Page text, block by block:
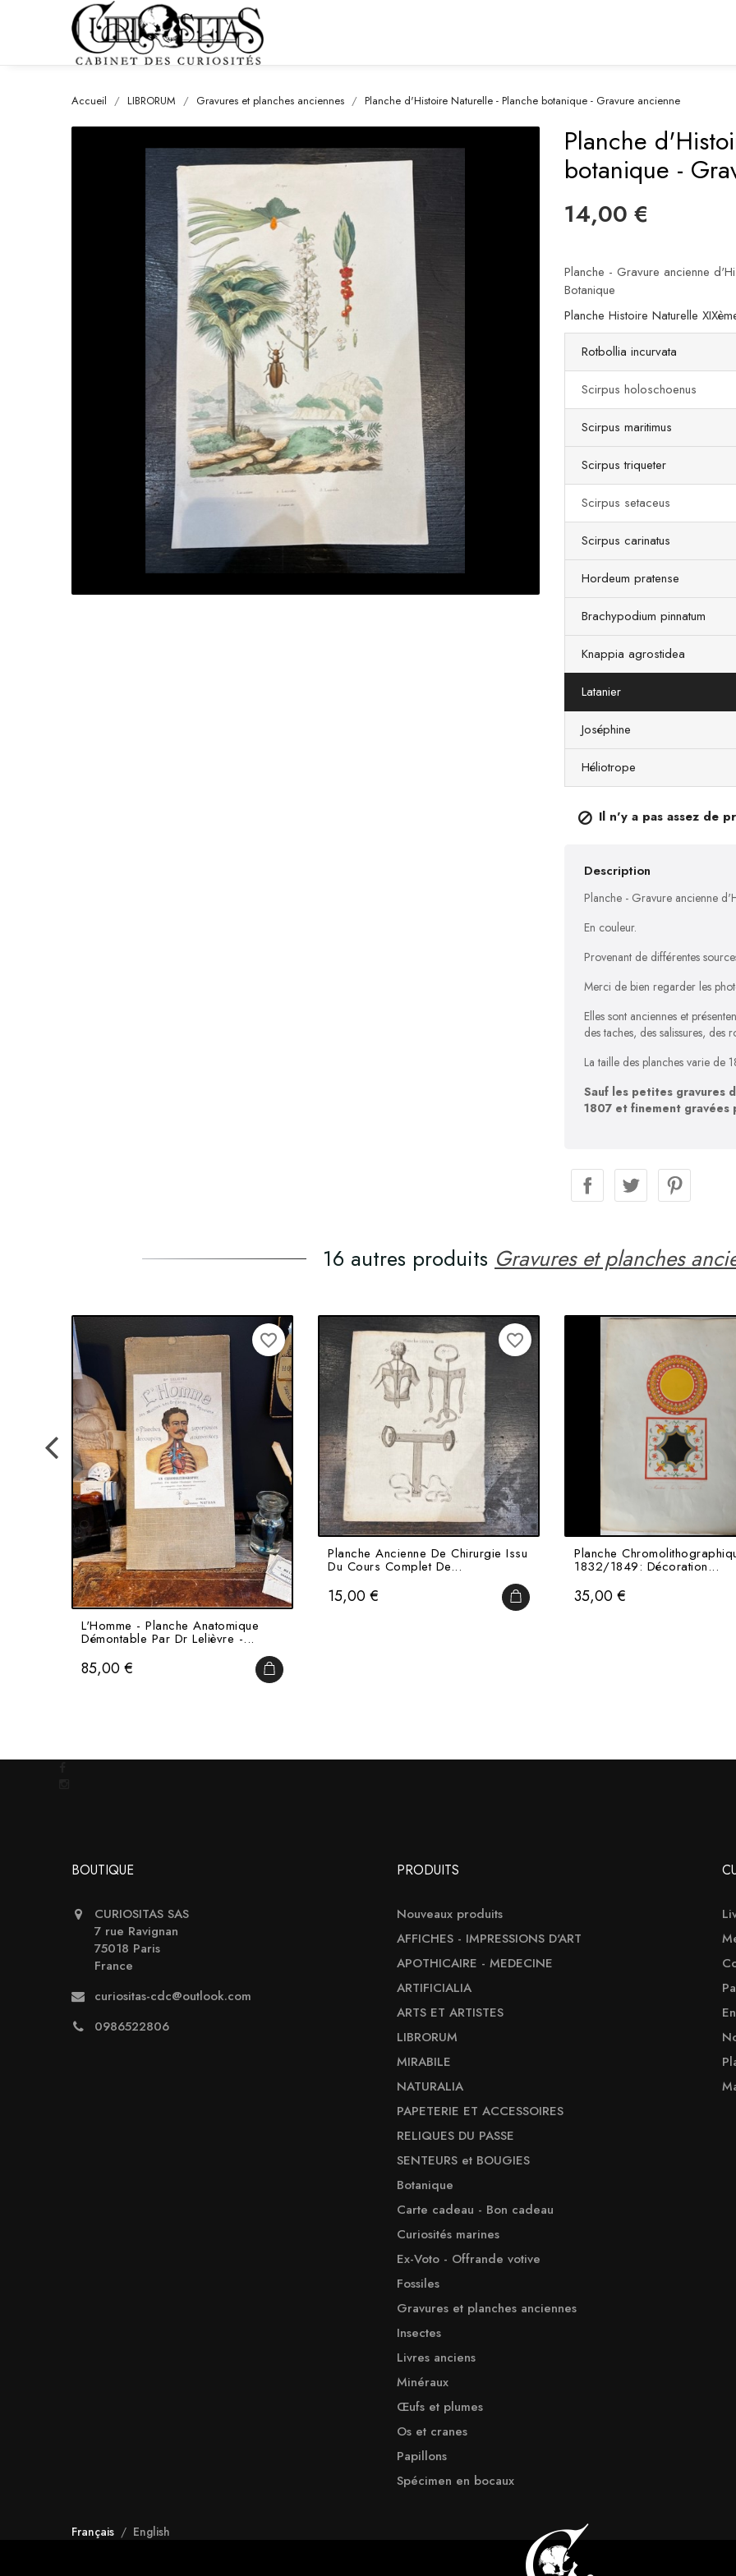
Accueil LIBRORUM Gravures et planches anciennes Planche d'Histoire Naturelle - Planche botanique - Gravure ancienne
Planche
botanique -
14,00 €
Planche - Gravure ancienne
Botanique
Planche Histoire Naturelle
Rotbollia incurvata
Scirpus holoschoenus
Scirpus maritimus
Scirpus triqueter
Scirpus setaceus
Scirpus carinatus
Hordeum pratense
Brachypodium pinnatum
Knappia agrostidea
Latanier
Joséphine
Héliotrope
 Il n'y a pas assez de
Description
Planche - Gravure ancienne
En couleur.
Provenant de différentes
Merci de bien regarder les
Elles sont anciennes et
des taches, des salissures, des
La taille des planches varie de
Sauf les petites gravures
1807 et finement gravées
16 autres produits Gravures et planches
L'Homme - Planche Anatomique
Démontable Par Dr Lelièvre -...
Prix
85,00 € AJOUTER AU PANIER
favorite_border
Planche Ancienne De Chirurgie Issu
Du Cours Complet De...
Prix
15,00 € AJOUTER AU PANIER
favorite_border
Planche
1832/1849: Décoration...
Prix
35,00 €
BOUTIQUE
CURIOSITAS SAS
7 rue Ravignan
75018 Paris
France
curiositas-cdc@outlook.com
0986522806
PRODUITS
Nouveaux produits
AFFICHES - IMPRESSIONS D'ART
APOTHICAIRE - MEDECINE
ARTIFICIALIA
ARTS ET ARTISTES
LIBRORUM
MIRABILE
NATURALIA
PAPETERIE ET ACCESSOIRES
RELIQUES DU PASSE
SENTEURS et BOUGIES
Botanique
Carte cadeau - Bon cadeau
Curiosités marines
Ex-Voto - Offrande votive
Fossiles
Gravures et planches anciennes
Insectes
Livres anciens
Minéraux
Œufs et plumes
Os et cranes
Papillons
Spécimen en bocaux
Français / English